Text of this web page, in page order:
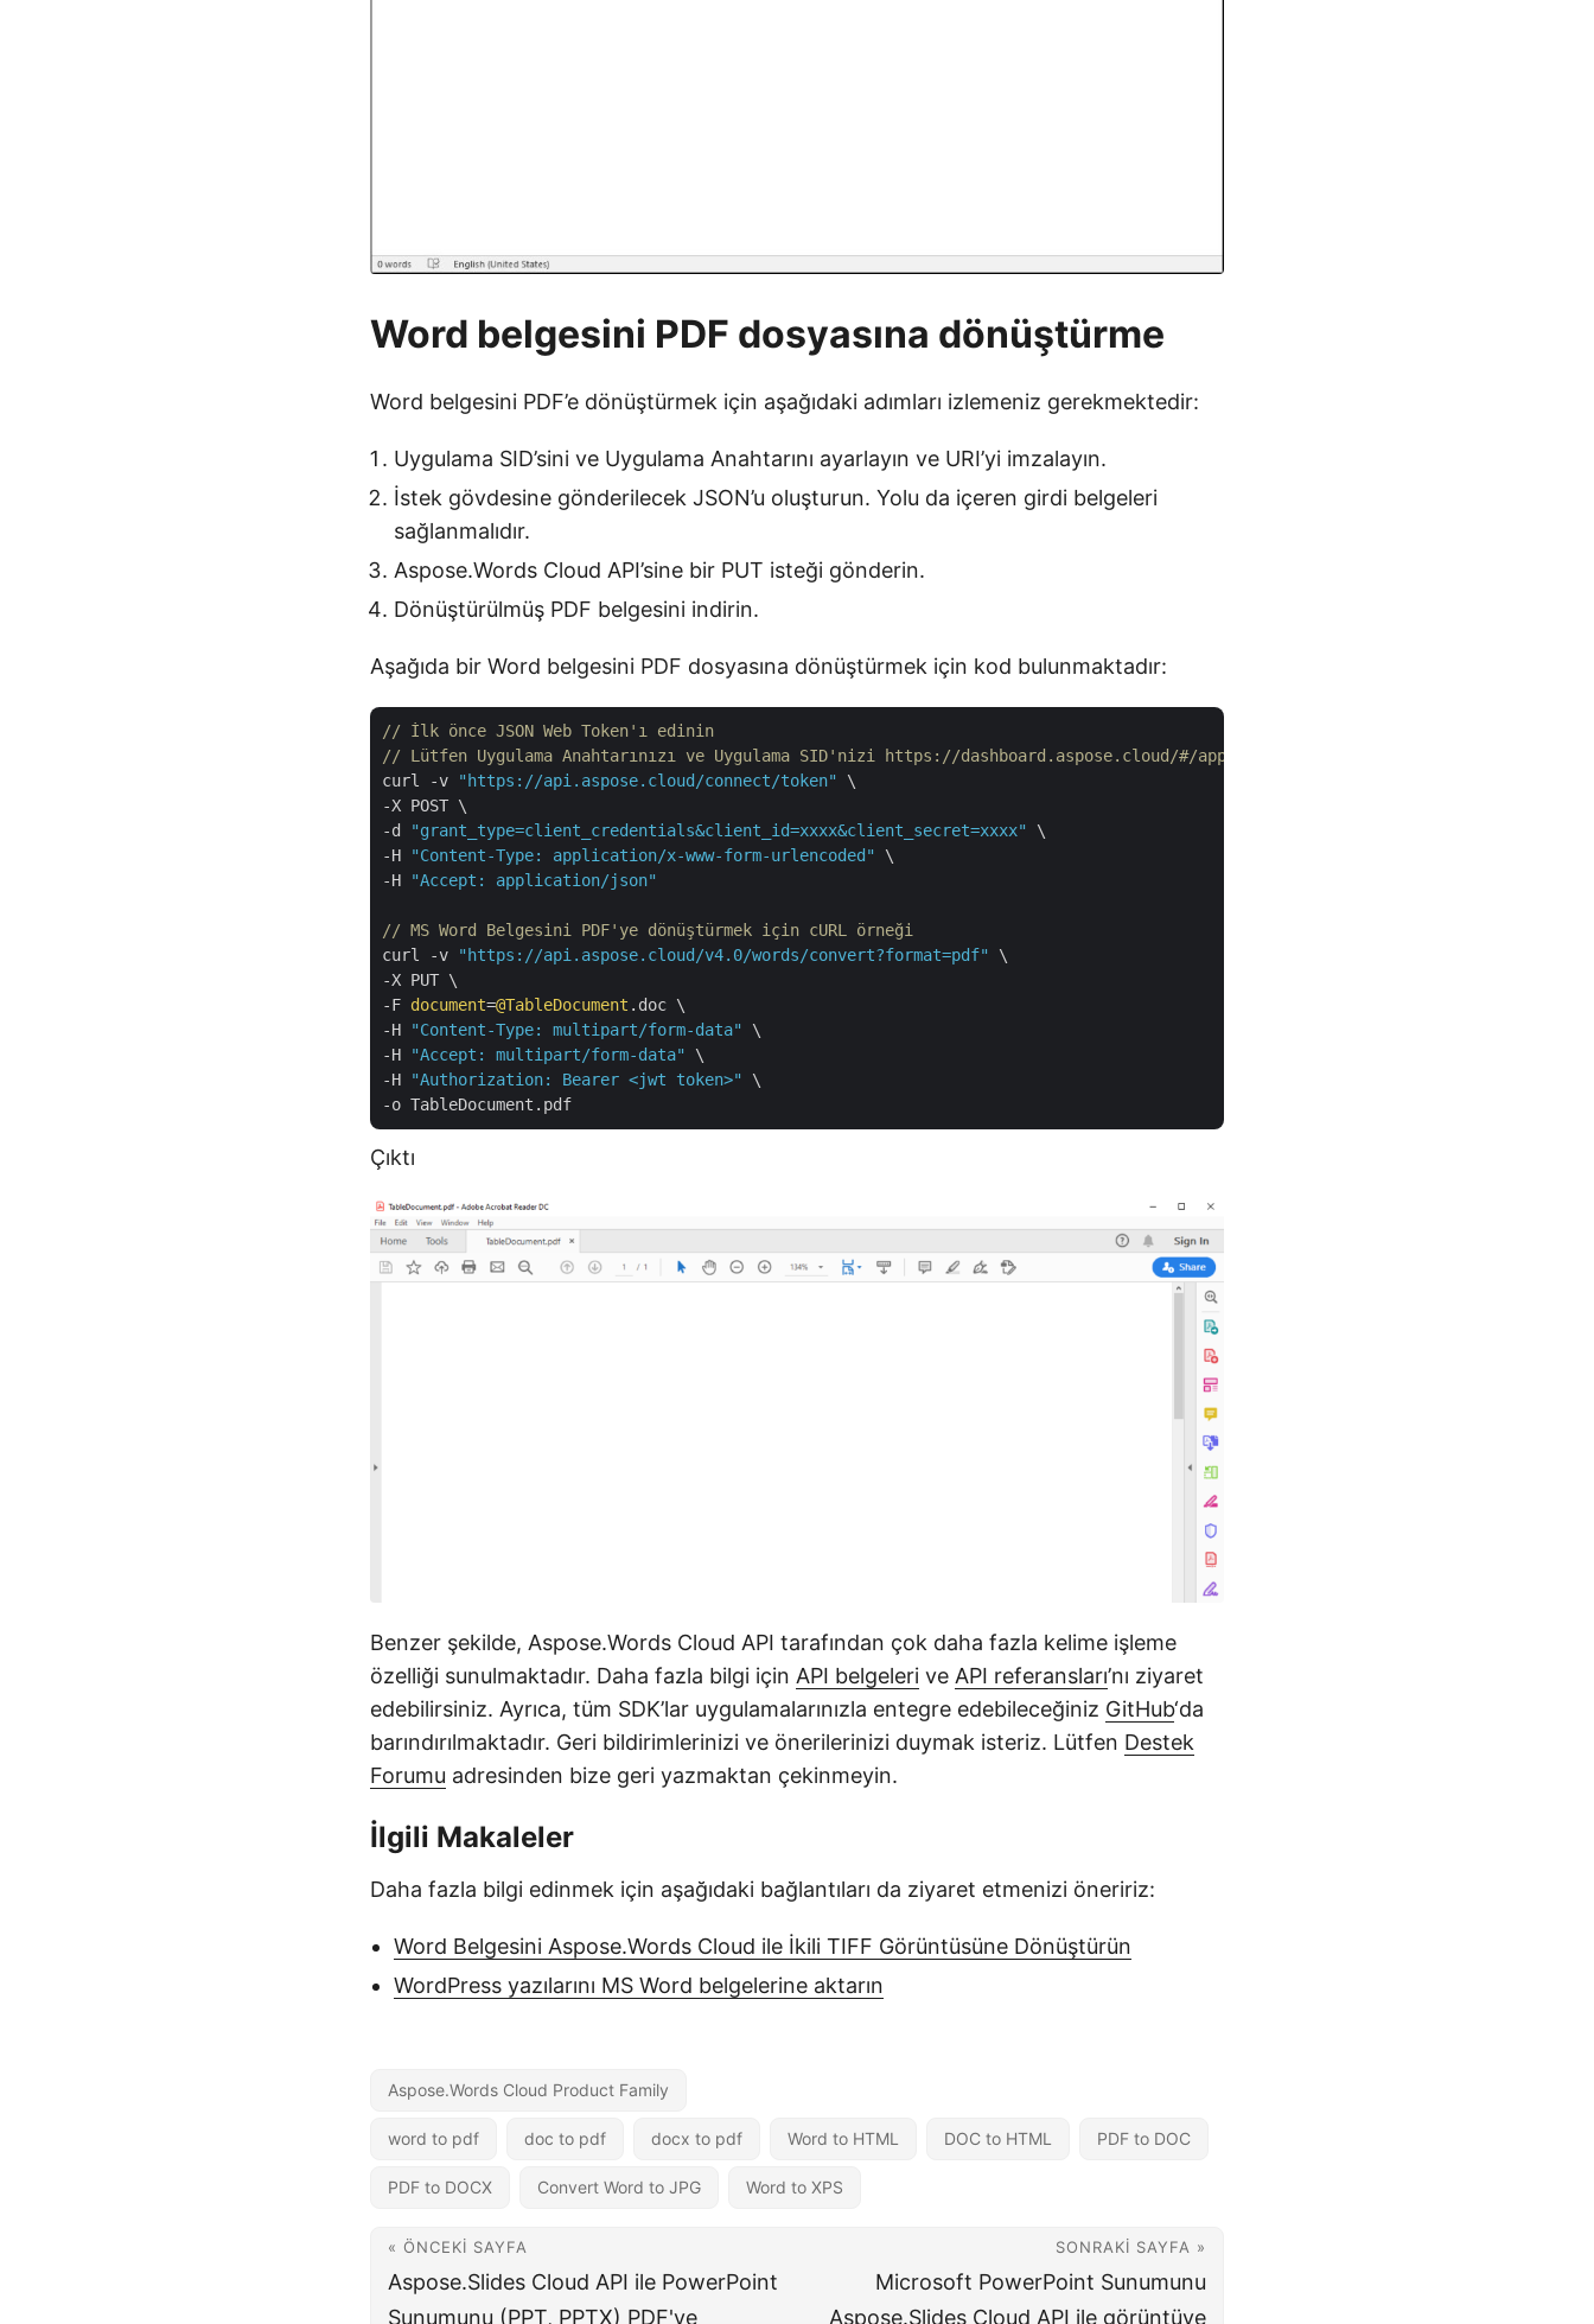
Word belgesini PDF dosyasına dönüştürme
Word belgesini PDF’e dönüştürmek için aşağıdaki adımları izlemeniz gerekmektedir:
Uygulama SID’sini ve Uygulama Anahtarını ayarlayın ve URI’yi imzalayın.
İstek gövdesine gönderilecek JSON’u oluşturun. Yolu da içeren girdi belgeleri
sağlanmalıdır.
Aspose.Words Cloud API’sine bir PUT isteği gönderin.
Dönüştürülmüş PDF belgesini indirin.
Aşağıda bir Word belgesini PDF dosyasına dönüştürmek için kod bulunmaktadır:
// İlk önce JSON Web Token'ı edinin
// Lütfen Uygulama Anahtarınızı ve Uygulama SID'nizi https://dashboard.aspose.cloud/#/apps adresinden alın. Lütfen
curl -v
"https://api.aspose.cloud/connect/token"
\
-X POST \
-d
"grant_type=client_credentials&client_id=xxxx&client_secret=xxxx"
\
-H
"Content-Type: application/x-www-form-urlencoded"
\
-H
"Accept: application/json"
// MS Word Belgesini PDF'ye dönüştürmek için cURL örneği
curl -v
"https://api.aspose.cloud/v4.0/words/convert?format=pdf"
\
-X PUT \
-F document=@TableDocument .doc \
-H
"Content-Type: multipart/form-data"
\
-H
"Accept: multipart/form-data"
\
-H
"Authorization: Bearer <jwt token>"
\
Çıktı
Benzer şekilde, Aspose.Words Cloud API tarafından çok daha fazla kelime işleme
özelliği sunulmaktadır. Daha fazla bilgi için API belgeleri ve API referansları’nı ziyaret
edebilirsiniz. Ayrıca, tüm SDK’lar uygulamalarınızla entegre edebileceğiniz GitHub‘da
barındırılmaktadır. Geri bildirimlerinizi ve önerilerinizi duymak isteriz. Lütfen Destek
Forumu adresinden bize geri yazmaktan çekinmeyin.
İlgili Makaleler
Daha fazla bilgi edinmek için aşağıdaki bağlantıları da ziyaret etmenizi öneririz:
Word Belgesini Aspose.Words Cloud ile İkili TIFF Görüntüsüne Dönüştürün
WordPress yazılarını MS Word belgelerine aktarın
Aspose.Words Cloud Product Family
word to pdf doc to pdf docx to pdf Word to HTML DOC to HTML PDF to DOC
PDF to DOCX Convert Word to JPG Word to XPS
« ÖNCEKI SAYFA
Aspose.Slides Cloud API ile PowerPoint
Sunumunu (PPT, PPTX) PDF'ye
SONRAKI SAYFA »
Microsoft PowerPoint Sunumunu
Aspose.Slides Cloud API ile görüntüye